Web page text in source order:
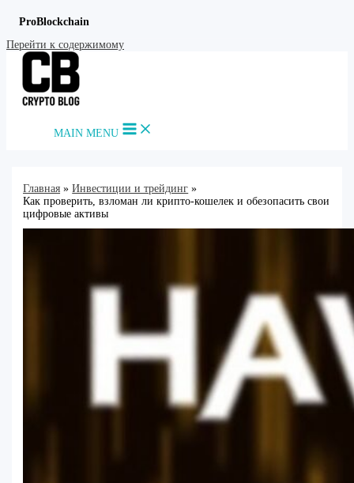
ProBlockchain
Перейти к содержимому
MAIN MENU
Главная
Инвестиции и трейдинг
Как проверить, взломан ли крипто-кошелек и обезопасить свои
цифровые активы